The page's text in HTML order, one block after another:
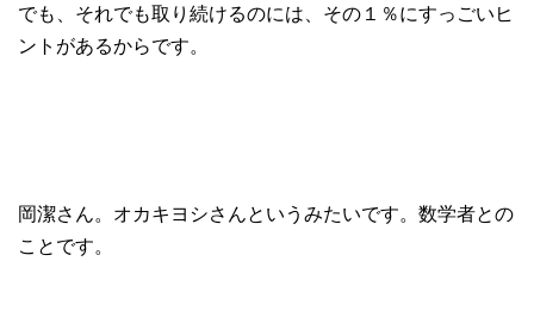
でも、それでも取り続けるのには、その１％にすっごいヒ
ントがあるからです。
岡潔さん。オカキヨシさんというみたいです。数学者との
ことです。